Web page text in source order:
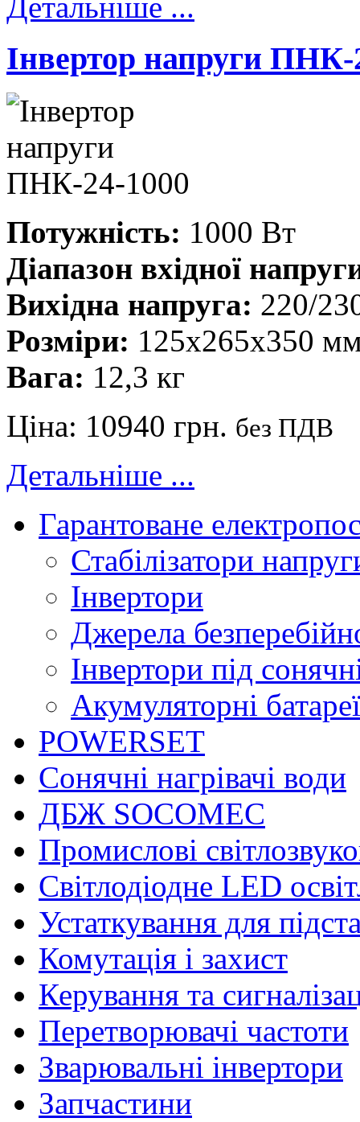
Інвертор напруги ПНК-
Потужність: 1000 Вт
Діапазон вхідної
Вихідна напруга: 220/
Розміри: 125x265x350
Вага: 12,3 кг
Ціна: 10940 грн. без ПДВ
Детальніше ...
Гарантоване
Стабілізатори
Інвертори
Джерела
Інвертори під
Акумуляторні батареї
POWERSET
Сонячні нагрівачі води
ДБЖ SOCOMEC
Промислові
Світлодіодне LED
Устаткування для
Комутація і захист
Керування та
Перетворювачі частоти
Зварювальні інвертори
Запчастини